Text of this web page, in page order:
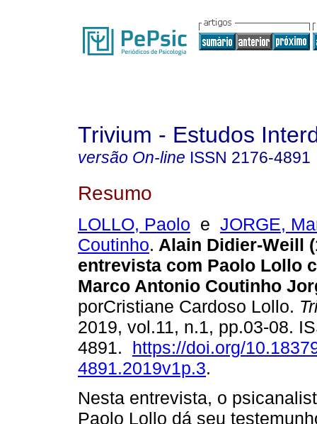
Trivium - Estudos
versão On-line ISSN 2176-4891
Resumo
LOLLO, Paolo e JORGE,
Coutinho. Alain Didier-Weill
entrevista com Paolo Lollo
Marco Antonio Coutinho
porCristiane Cardoso Lollo.
2019, vol.11, n.1, pp.03-08.
4891. https://doi.org/
4891.2019v1p.3.
Nesta entrevista, o
Paolo Lollo dá seu